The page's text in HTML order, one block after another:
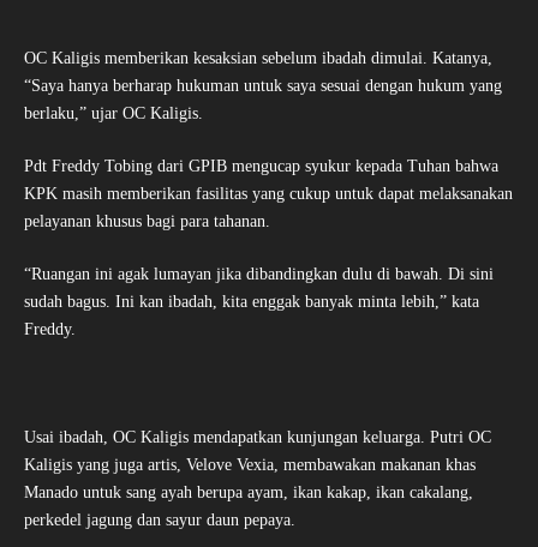
OC Kaligis memberikan kesaksian sebelum ibadah dimulai. Katanya,
“Saya hanya berharap hukuman untuk saya sesuai dengan hukum yang
berlaku,” ujar OC Kaligis.
Pdt Freddy Tobing dari GPIB mengucap syukur kepada Tuhan bahwa
KPK masih memberikan fasilitas yang cukup untuk dapat melaksanakan
pelayanan khusus bagi para tahanan.
“Ruangan ini agak lumayan jika dibandingkan dulu di bawah. Di sini
sudah bagus. Ini kan ibadah, kita enggak banyak minta lebih,” kata
Freddy.
Usai ibadah, OC Kaligis mendapatkan kunjungan keluarga. Putri OC
Kaligis yang juga artis, Velove Vexia, membawakan makanan khas
Manado untuk sang ayah berupa ayam, ikan kakap, ikan cakalang,
perkedel jagung dan sayur daun pepaya.